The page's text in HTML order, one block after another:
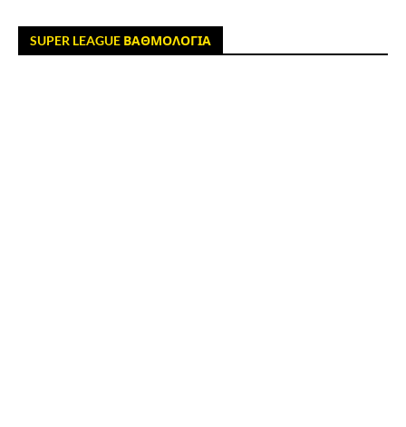
SUPER LEAGUE ΒΑΘΜΟΛΟΓΙΑ